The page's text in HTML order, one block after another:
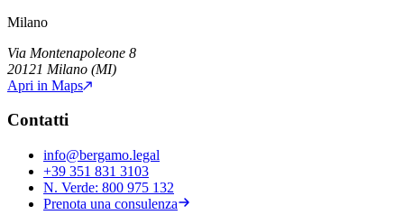
Milano
Via Montenapoleone 8
20121 Milano (MI)
Apri in Maps
Contatti
info@bergamo.legal
+39 351 831 3103
N. Verde: 800 975 132
Prenota una consulenza